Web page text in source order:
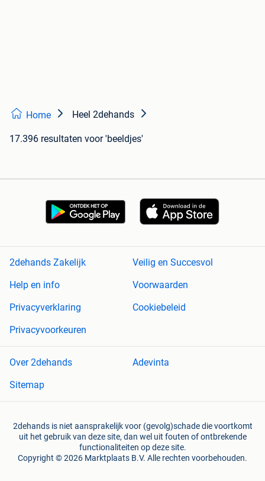
Home Heel 2dehands
17.396 resultaten voor 'beeldjes'
2dehands Zakelijk
Veilig en Succesvol
Help en info
Voorwaarden
Privacyverklaring
Cookiebeleid
Privacyvoorkeuren
Over 2dehands
Adevinta
Sitemap
2dehands is niet aansprakelijk voor (gevolg)schade die voortkomt
uit het gebruik van deze site, dan wel uit fouten of ontbrekende
functionaliteiten op deze site.
Copyright © 2026 Marktplaats B.V. Alle rechten voorbehouden.